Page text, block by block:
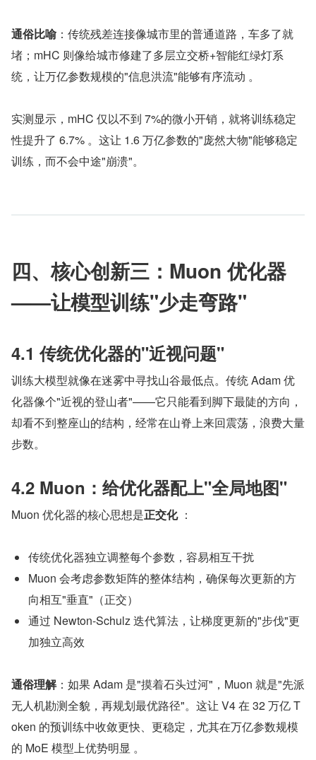
通俗比喻：传统残差连接像城市里的普通道路，车多了就
堵；mHC 则像给城市修建了多层立交桥+智能红绿灯系
统，让万亿参数规模的"信息洪流"能够有序流动 。
实测显示，mHC 仅以不到 7%的微小开销，就将训练稳定
性提升了 6.7% 。这让 1.6 万亿参数的"庞然大物"能够稳定
训练，而不会中途"崩溃"。
四、核心创新三：Muon 优化器
——让模型训练"少走弯路"
4.1 传统优化器的"近视问题"
训练大模型就像在迷雾中寻找山谷最低点。传统 Adam 优
化器像个"近视的登山者"——它只能看到脚下最陡的方向，
却看不到整座山的结构，经常在山脊上来回震荡，浪费大量
步数。
4.2 Muon：给优化器配上"全局地图"
Muon 优化器的核心思想是正交化 ：
传统优化器独立调整每个参数，容易相互干扰
Muon 会考虑参数矩阵的整体结构，确保每次更新的方
向相互"垂直"（正交）
通过 Newton-Schulz 迭代算法，让梯度更新的"步伐"更
加独立高效
通俗理解：如果 Adam 是"摸着石头过河"，Muon 就是"先派
无人机勘测全貌，再规划最优路径"。这让 V4 在 32 万亿 T
oken 的预训练中收敛更快、更稳定，尤其在万亿参数规模
的 MoE 模型上优势明显 。